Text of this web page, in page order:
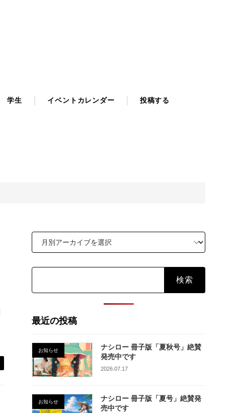
学生 イベントカレンダー 投稿する
最近の投稿
お知らせ
ナシロー 冊子版「夏秋号」絶賛
発売中です
2026.07.17
お知らせ
ナシロー 冊子版「夏号」絶賛発
売中です